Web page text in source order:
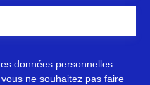
données personnelles
ne souhaitez pas faire